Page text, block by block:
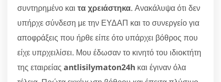
συντηρημένο και τα χρειάστηκα. Ανακάλυψα ότι δεν
υπήρχε σύνδεση με την ΕΥΔΑΠ και το συνεργείο για
αποφράξεις που ήρθε είπε ότο υπάρχει βόθρος που
είχε υπρχειλίσει. Μου έδωσαν το κινητό του ιδιοκτήτη
της εταιρείας antlisilymaton24h και έγιναν όλα